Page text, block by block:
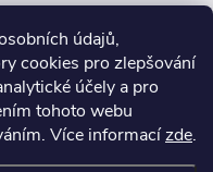
údajů,
cookies pro zlepšování
účely a pro
tohoto webu
Více informacízde.